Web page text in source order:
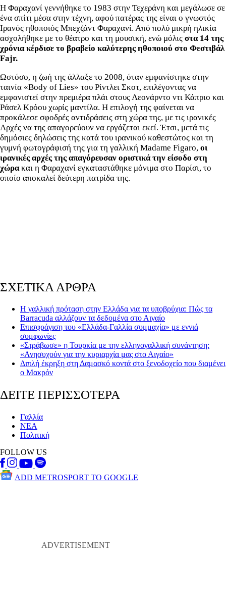
Η Φαραχανί γεννήθηκε το 1983 στην Τεχεράνη και μεγάλωσε σε
ένα σπίτι μέσα στην τέχνη, αφού πατέρας της είναι ο γνωστός
Ιρανός ηθοποιός Μπεχζάντ Φαραχανί. Από πολύ μικρή ηλικία
ασχολήθηκε με το θέατρο και τη μουσική, ενώ μόλις στα 14 της
χρόνια κέρδισε το βραβείο καλύτερης ηθοποιού στο Φεστιβάλ
Fajr.
Ωστόσο, η ζωή της άλλαξε το 2008, όταν εμφανίστηκε στην
ταινία «Body of Lies» του Ρίντλει Σκοτ, επιλέγοντας να
εμφανιστεί στην πρεμιέρα πλάι στους Λεονάρντο ντι Κάπριο και
Ράσελ Κρόου χωρίς μαντίλα. Η επιλογή της φαίνεται να
προκάλεσε σφοδρές αντιδράσεις στη χώρα της, με τις ιρανικές
Αρχές να της απαγορεύουν να εργάζεται εκεί. Έτσι, μετά τις
δημόσιες δηλώσεις της κατά του ιρανικού καθεστώτος και τη
γυμνή φωτογράφισή της για τη γαλλική Madame Figaro, οι
ιρανικές αρχές της απαγόρευσαν οριστικά την είσοδο στη
χώρακαι η Φαραχανί εγκαταστάθηκε μόνιμα στο Παρίσι, το
οποίο αποκαλεί δεύτερη πατρίδα της.
ΣΧΕΤΙΚΑ ΑΡΘΡΑ
Η γαλλική πρόταση στην Ελλάδα για τα υποβρύχια: Πώς τα
Barracuda αλλάζουν τα δεδομένα στο Αιγαίο
Επισφράγιση του «Ελλάδα-Γαλλία συμμαχία» με εννιά
συμφωνίες
«Στράβωσε» η Τουρκία με την ελληνογαλλική συνάντηση:
«Ανησυχούν για την κυριαρχία μας στο Αιγαίο»
Διπλή έκρηξη στη Δαμασκό κοντά στο ξενοδοχείο που διαμένει
ο Μακρόν
ΔΕΙΤΕ ΠΕΡΙΣΣΟΤΕΡΑ
Γαλλία
ΝΕΑ
Πολιτική
FOLLOW US
ADD METROSPORT TO GOOGLE